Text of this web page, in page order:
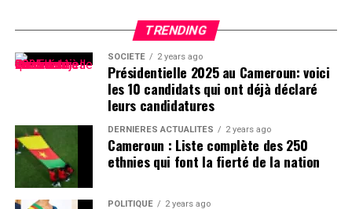
TRENDING
SOCIÉTÉ 2 years ago
Présidentielle 2025 au Cameroun: voici
les 10 candidats qui ont déjà déclaré
leurs candidatures
DERNIÈRES ACTUALITÉS 2 years ago
Cameroun : Liste complète des 250
ethnies qui font la fierté de la nation
POLITIQUE 2 years ago